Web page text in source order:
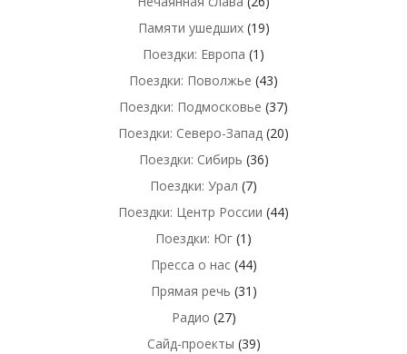
Памяти ушедших(19)
Поездки: Европа (1)
Поездки: Поволжье (43)
Поездки: Подмосковье (37)
Поездки: Северо-Запад (20)
Поездки: Сибирь (36)
Поездки: Урал (7)
Поездки: Центр России (44)
Поездки: Юг (1)
Пресса о нас(44)
Прямая речь (31)
Радио (27)
Сайд-проекты (39)